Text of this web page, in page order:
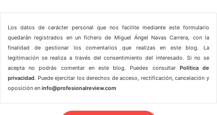
Los datos de carácter personal que nos facilite mediante este formulario
quedarán registrados en un fichero de Miguel Ángel Navas Carrera, con la
finalidad de gestionar los comentarios que realizas en este blog. La
legitimación se realiza a través del consentimiento del interesado. Si no se
acepta no podrás comentar en este blog. Puedes consultar Política de
privacidad. Puede ejercitar los derechos de acceso, rectificación, cancelación y
oposición en info@profesionalreview.com